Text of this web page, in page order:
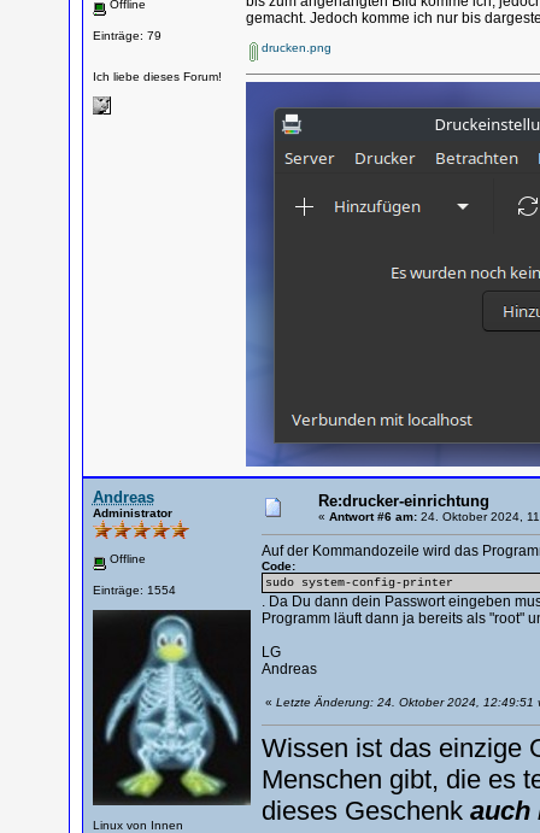
Offline
Einträge: 79
Ich liebe dieses Forum!
gemacht. Jedoch komme ich nur bis
drucken.png
Andreas
Administrator
Offline
Einträge: 1554
Linux von Innen
Re:drucker-einrichtung
« Antwort #6 am:24. Oktober 2024,
Auf der Kommandozeile wird das
Code:
sudo system-config-printer
. Da Du dann dein Passwort eingeben
Programm läuft dann ja bereits als "root"
LG
Andreas
« Letzte Änderung: 24. Oktober 2024, 12:49:51
Wissen ist das einzige
Menschen gibt, die es
dieses Geschenk auch